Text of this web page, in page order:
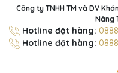
Công ty TNHH TM và DV
Nâng
Hotline đặt hàng:
Hotline đặt hàng: